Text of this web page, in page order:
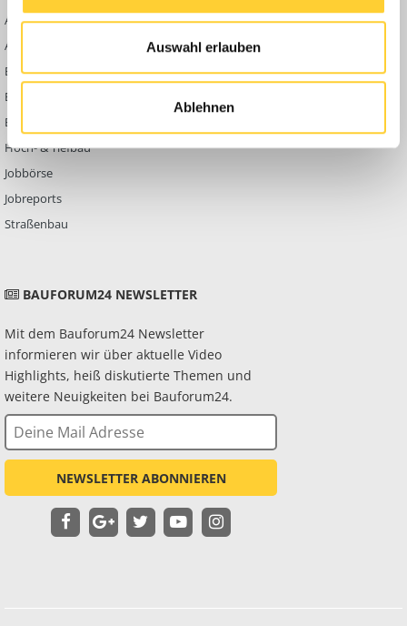
Auswahl erlauben
Ablehnen
Abbruch
Ausbildung & Beruf
Bau Allgemein
Baumaschinen
Berg- & Tagebau
Hoch- & Tiefbau
Jobbörse
Jobreports
Straßenbau
Werben auf
Bauforum24
Datenschutzerklärung
BAUFORUM24 NEWSLETTER
Mit dem Bauforum24 Newsletter
informieren wir über aktuelle Video
Highlights, heiß diskutierte Themen und
weitere Neuigkeiten bei Bauforum24.
NEWSLETTER ABONNIEREN